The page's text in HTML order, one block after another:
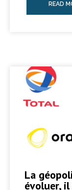
READ
La
évoluer,